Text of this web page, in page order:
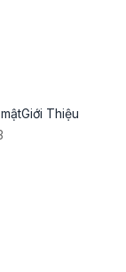
Giới Thiệu